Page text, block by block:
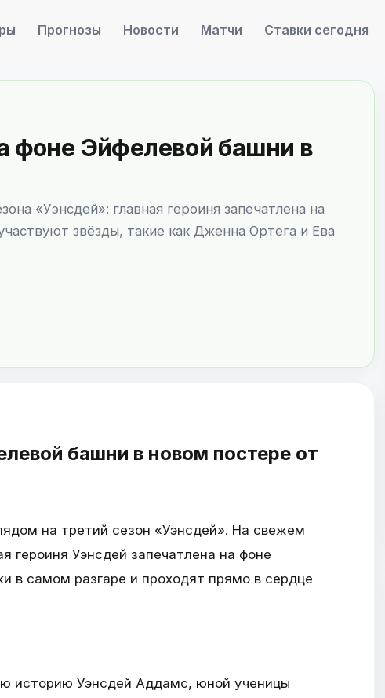
Прогнозы Новости Матчи Ставки сегодня
фоне Эйфелевой башни в
«Уэнсдей»: главная героиня запечатлена на
звёзды, такие как Дженна Ортега и Ева
башни в новом постере от
на третий сезон «Уэнсдей». На свежем
героиня Уэнсдей запечатлена на фоне
в самом разгаре и проходят прямо в сердце
историю Уэнсдей Аддамс, юной ученицы